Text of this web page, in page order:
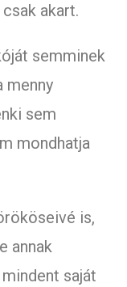
akart.
semminek
menny
sem
mondhatja
is,
annak
saját